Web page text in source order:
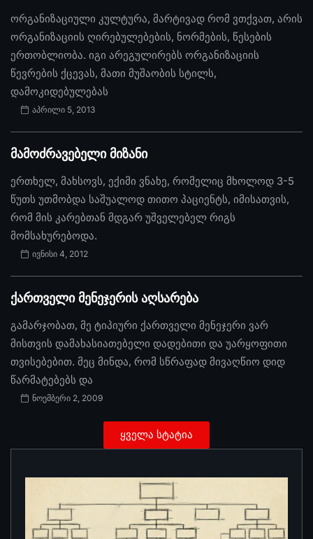
ორგანიზაციული კულტურა, მარტივად რომ ვთქვათ, არის
ორგანიზაციის ღირებულებების, ნორმების, წესების
ერთობლიობა. იგი არეგულირებს ორგანიზაციის
წევრების ქცევას, მათი მუშაობის სტილს,
დამოკიდებულებას
აპრილი 5, 2013
მამოძრავებელი მიზანი
ერთხელ, მახსოვს, ექიმი ვნახე, რომელიც მხოლოდ 3-5
წუთს უთმობდა საშუალოდ თითო პაციენტს, იმისათვის,
რომ მის კარებთან მდგარ უშველებელ რიგს
მომსახურებოდა.
ივნისი 4, 2012
ქართველი მენეჯერის აღსარება
გამარჯობათ, მე ტიპიური ქართველი მენეჯერი ვარ
მისთვის დამახასიათებელი დადებითი და უარყოფითი
თვისებებით. მეც მინდა, რომ სწრაფად მივაღწიო დიდ
წარმატებებს და
ნოემბერი 2, 2009
ყველა სტატია